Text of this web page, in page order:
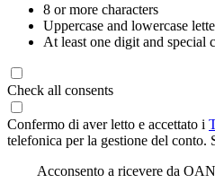
8 or more characters
Uppercase and lowercase
At least one digit and special
Check all consents
Confermo di aver letto e accettato i
telefonica per la gestione del conto.
Acconsento a ricevere da